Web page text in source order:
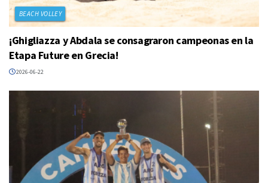
BEACH VOLLEY
¡Ghigliazza y Abdala se consagraron campeonas en la
Etapa Future en Grecia!
2026-06-22